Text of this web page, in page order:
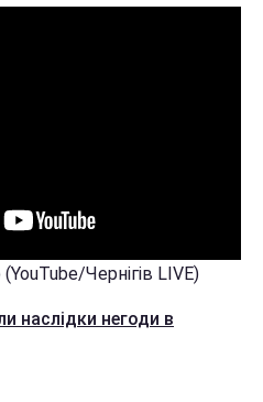
Чернігів LIVE)
наслідки негоди в